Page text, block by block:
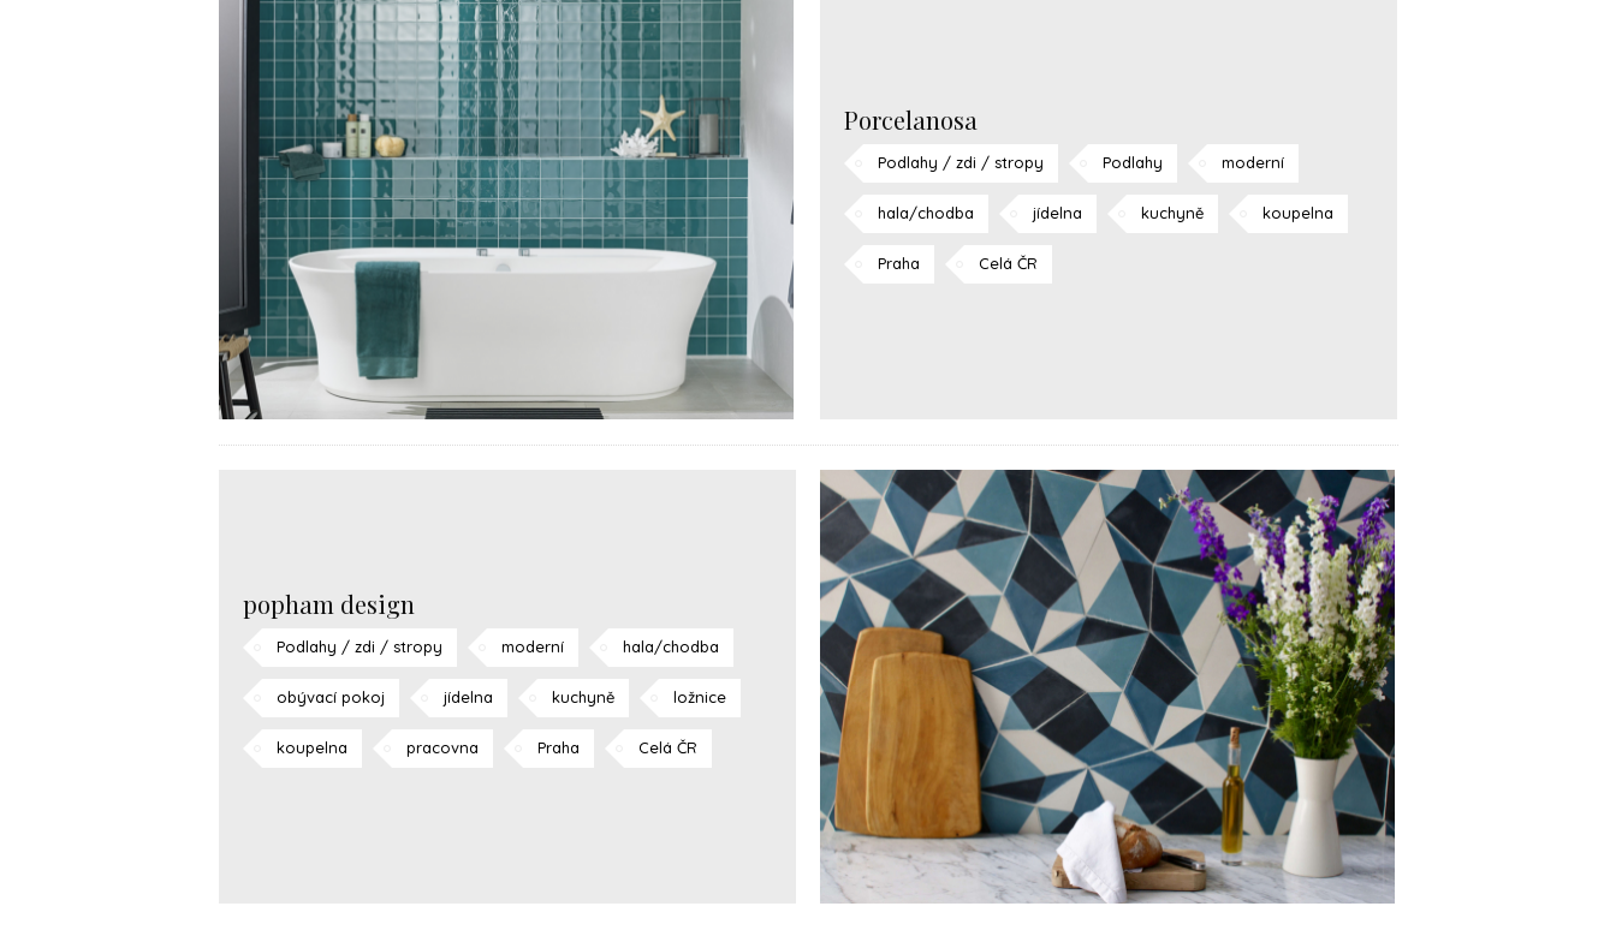
Porcelanosa
Podlahy / zdi / stropy Podlahy moderní
hala/chodba jídelna kuchyně koupelna
Praha Celá ČR
popham design
Podlahy / zdi / stropy moderní hala/chodba
obývací pokoj jídelna kuchyně ložnice
koupelna pracovna Praha Celá ČR